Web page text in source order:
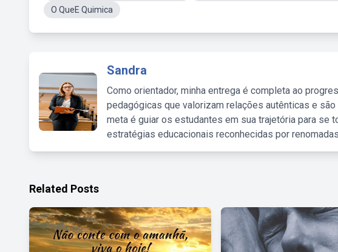
O QueE Quimica
Sandra
Como orientador, minha entrega é completa ao
pedagógicas que valorizam relações autênticas e
meta é guiar os estudantes em sua trajetória para se
estratégias educacionais reconhecidas por
Related Posts